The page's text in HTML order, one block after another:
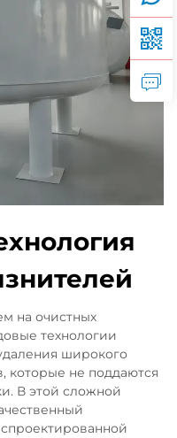
на очистных
технологии
широкого
которые не поддаются
В этой сложной